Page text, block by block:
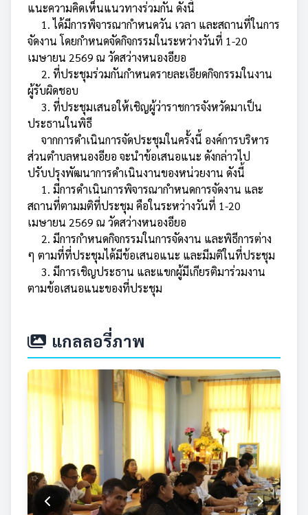
แนะความคิดเห็นแนวทางร่วมกัน ดังนี้
1. ได้มีการพิจารณากำหนดวัน เวลา และสถานที่ในการ
จัดงาน โดยกำหนดจัดกิจกรรมในระหว่างวันที่ 1-20
เมษายน 2569 ณ วัดสว่างหนองอียอ
2. ที่ประชุมร่วมกันกำหนดรายละเอียดกิจกรรมในงาน
ผู้รับผิดชอบ
3. ที่ประชุมเสนอให้เชิญผู้ว่าราชการจังหวัดมาเป็น
ประธานในพิธี
จากการดำเนินการจัดประชุมในครั้งนี้ องค์การบริหาร
ส่วนตำบลหนองอียอ จะนำข้อเสนอแนะ ดังกล่าวไป
ปรับปรุงพัฒนาการดำเนินงานของหน่วยงาน ดังนี้
1. มีการดำเนินการพิจารณากำหนดการจัดงาน และ
สถานที่ตามมติที่ประชุม คือในระหว่างวันที่ 1-20
เมษายน 2569 ณ วัดสว่างหนองอียอ
2. มีการกำหนดกิจกรรมในการจัดงาน และพิธีการต่าง
ๆ ตามที่ที่ประชุมได้มีข้อเสนอแนะ และมีมติในที่ประชุม
3. มีการเชิญประธาน และแขกผู้มีเกียรติมาร่วมงาน
ตามข้อเสนอแนะของที่ประชุม
แกลลอรี่ภาพ